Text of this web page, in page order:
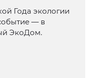
Года экологии
— в
ЭкоДом.